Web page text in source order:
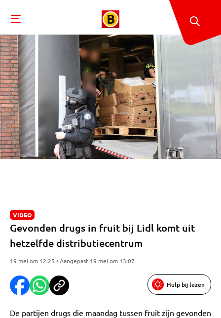
VIDEO
Gevonden drugs in fruit bij Lidl komt uit
hetzelfde distributiecentrum
19 mei om 12:25 • Aangepast 19 mei om 13:07
Hulp bij lezen
De partijen drugs die maandag tussen fruit zijn gevonden